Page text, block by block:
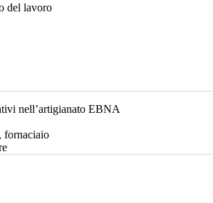
del lavoro
nell’artigianato EBNA
fornaciaio